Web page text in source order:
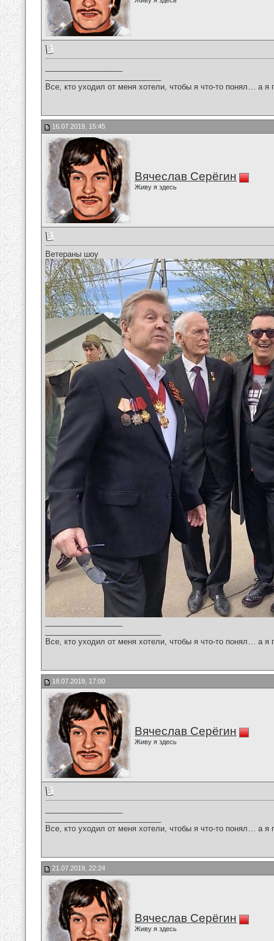
Все, кто уходил от меня хотели, чтобы я что-то понял… а
16.07.2019, 15:45
Вячеслав Серёгин
Живу я здесь
Ветераны шоу
Все, кто уходил от меня хотели, чтобы я что-то понял… а
18.07.2019, 17:00
Вячеслав Серёгин
Живу я здесь
Все, кто уходил от меня хотели, чтобы я что-то понял… а
21.07.2019, 22:24
Вячеслав Серёгин
Живу я здесь